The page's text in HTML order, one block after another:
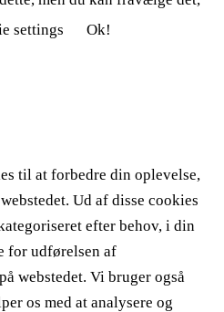
settings Ok!
til at forbedre din oplevelse,
Ud af disse cookies
efter behov, i din
for udførelsen af
webstedet. Vi bruger også
os med at analysere og